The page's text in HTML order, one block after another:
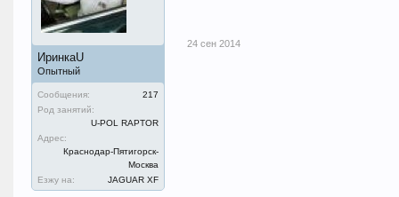
ИринкаU
Опытный
Сообщения:
217
Род занятий:
U-POL RAPTOR
Адрес:
Краснодар-Пятигорск-
Москва
Езжу на:
JAGUAR XF
24 сен 2014